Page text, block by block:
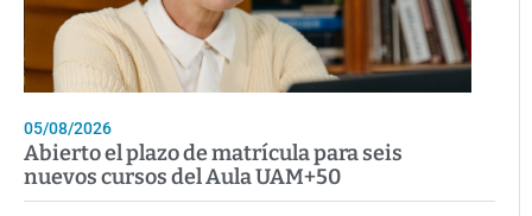
05/08/2026
Abierto el plazo de matrícula para seis
nuevos cursos del Aula UAM+50